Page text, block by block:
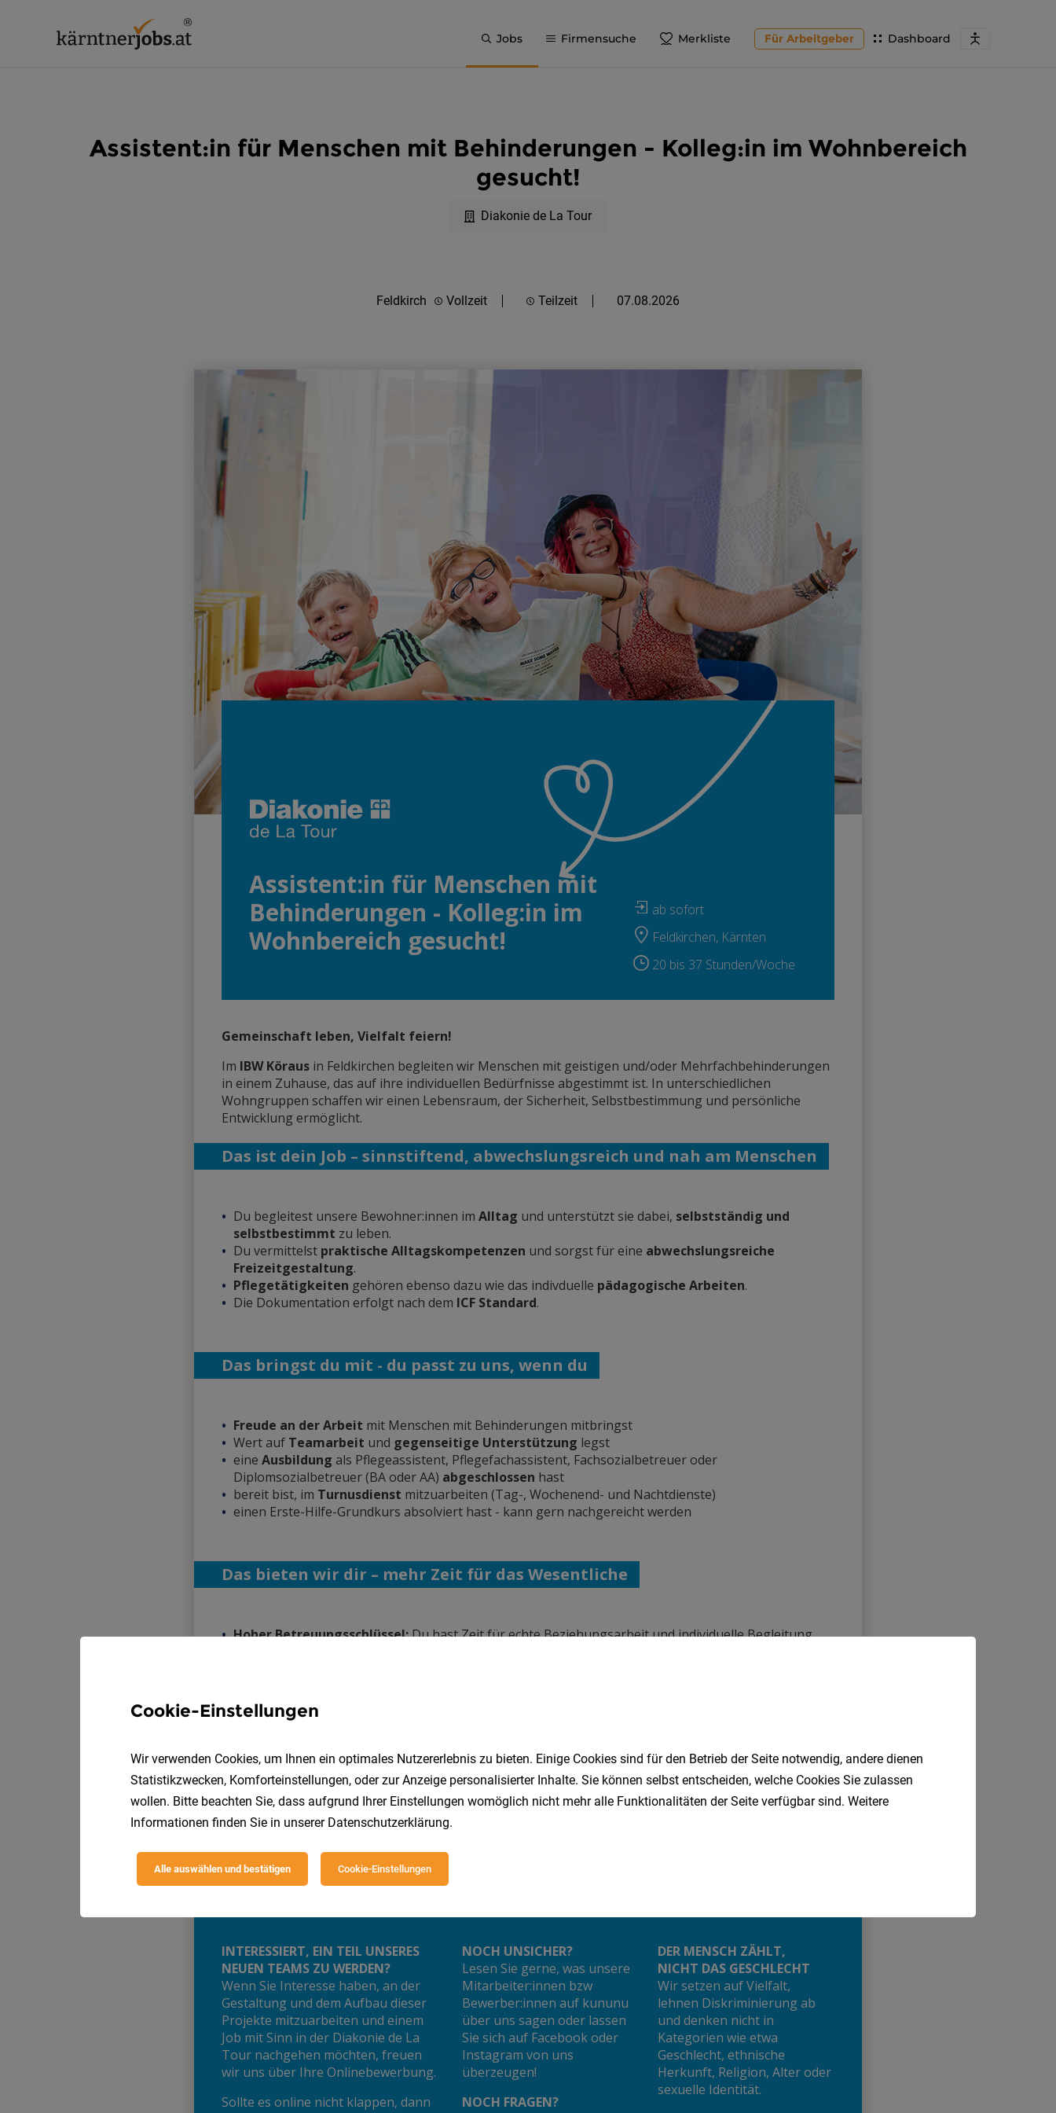
Jobs Firmensuche Merkliste Dashboard
Für Arbeitgeber
Assistent:in für Menschen mit Behinderungen - Kolleg:in im Wohnbereich
gesucht!
Diakonie de La Tour
Feldkirch Vollzeit Teilzeit 07.08.2026
Cookie-Einstellungen
Wir verwenden Cookies, um Ihnen ein optimales Nutzererlebnis zu bieten. Einige Cookies sind für den Betrieb der Seite notwendig, andere dienen
Statistikzwecken, Komforteinstellungen, oder zur Anzeige personalisierter Inhalte. Sie können selbst entscheiden, welche Cookies Sie zulassen
wollen. Bitte beachten Sie, dass aufgrund Ihrer Einstellungen womöglich nicht mehr alle Funktionalitäten der Seite verfügbar sind. Weitere
Informationen finden Sie in unserer Datenschutzerklärung.
Alle auswählen und bestätigen Cookie-Einstellungen